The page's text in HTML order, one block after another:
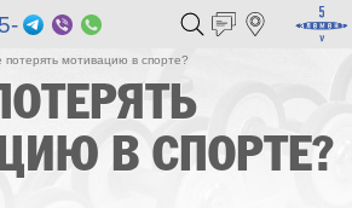
Telegram
ViberWhatsApp
потерять мотивацию в спорте?
В СПОРТЕ?